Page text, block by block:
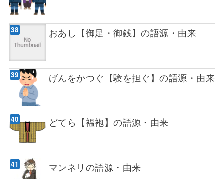
おあし【御足・御銭】の語源・由来
げんをかつぐ【験を担ぐ】の語源・由来
どてら【褞袍】の語源・由来
マンネリの語源・由来